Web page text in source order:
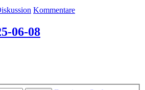
Kommentare
06-08